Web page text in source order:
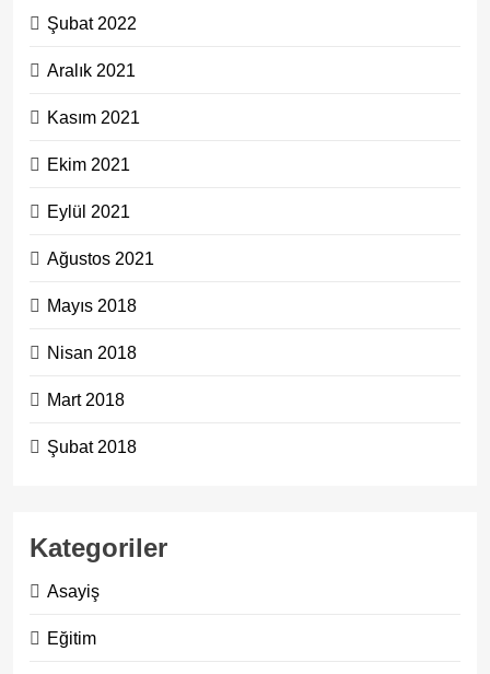
Şubat 2022
Aralık 2021
Kasım 2021
Ekim 2021
Eylül 2021
Ağustos 2021
Mayıs 2018
Nisan 2018
Mart 2018
Şubat 2018
Kategoriler
Asayiş
Eğitim